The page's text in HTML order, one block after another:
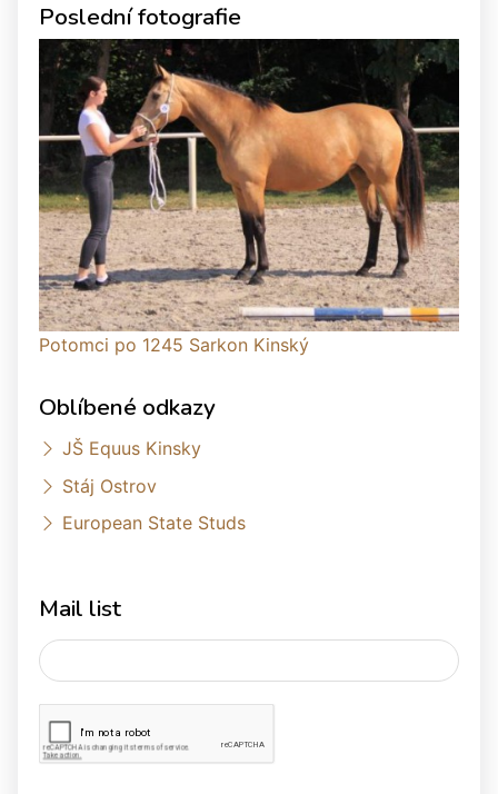
Poslední fotografie
Potomci po 1245 Sarkon Kinský
Oblíbené odkazy
JŠ Equus Kinsky
Stáj Ostrov
European State Studs
Mail list